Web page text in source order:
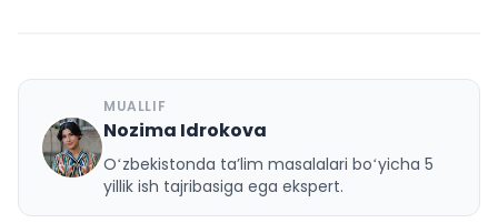
N
MUALLIF
Nozima Idrokova
Oʻzbekistonda taʼlim masalalari boʻyicha 5
yillik ish tajribasiga ega ekspert.